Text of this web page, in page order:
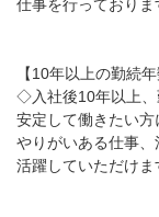
仕事を行っておりま
【10年以上の勤続
◇入社後10年以上、
安定して働きたい方
やりがいある仕事
活躍していただけま